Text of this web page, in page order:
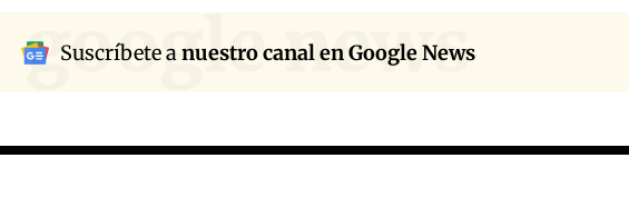
google news
Suscríbete anuestro canal en Google News